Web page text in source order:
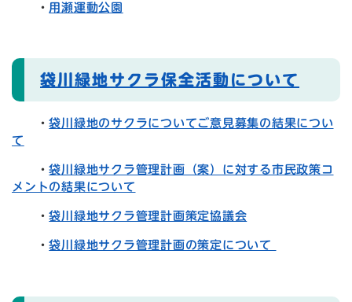
・ 用瀬運動公園
袋川緑地サクラ保全活動について
・袋川緑地のサクラについてご意見募集の結果につい
て
・袋川緑地サクラ管理計画（案）に対する市民政策コ
メントの結果について
・袋川緑地サクラ管理計画策定協議会
・袋川緑地サクラ管理計画の策定について